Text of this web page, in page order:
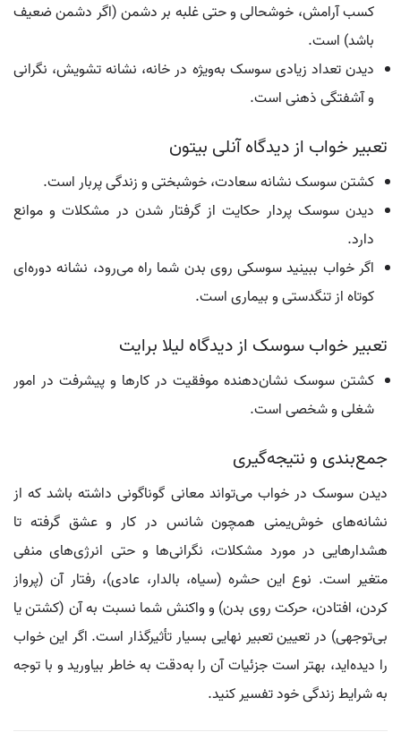
کسب آرامش، خوشحالی و حتی غلبه بر دشمن (اگر دشمن ضعیف
باشد) است.
دیدن تعداد زیادی سوسک به‌ویژه در خانه، نشانه تشویش، نگرانی
و آشفتگی ذهنی است.
تعبیر خواب از دیدگاه آنلی بیتون
کشتن سوسک نشانه سعادت، خوشبختی و زندگی پربار است.
دیدن سوسک پردار حکایت از گرفتار شدن در مشکلات و موانع
دارد.
اگر خواب ببینید سوسکی روی بدن شما راه می‌رود، نشانه دوره‌ای
کوتاه از تنگدستی و بیماری است.
تعبیر خواب سوسک از دیدگاه لیلا برایت
کشتن سوسک نشان‌دهنده موفقیت در کارها و پیشرفت در امور
شغلی و شخصی است.
جمع‌بندی و نتیجه‌گیری
دیدن سوسک در خواب می‌تواند معانی گوناگونی داشته باشد که از
نشانه‌های خوش‌یمنی همچون شانس در کار و عشق گرفته تا
هشدارهایی در مورد مشکلات، نگرانی‌ها و حتی انرژی‌های منفی
متغیر است. نوع این حشره (سیاه، بالدار، عادی)، رفتار آن (پرواز
کردن، افتادن، حرکت روی بدن) و واکنش شما نسبت به آن (کشتن یا
بی‌توجهی) در تعیین تعبیر نهایی بسیار تأثیرگذار است. اگر این خواب
را دیده‌اید، بهتر است جزئیات آن را به‌دقت به خاطر بیاورید و با توجه
به شرایط زندگی خود تفسیر کنید.